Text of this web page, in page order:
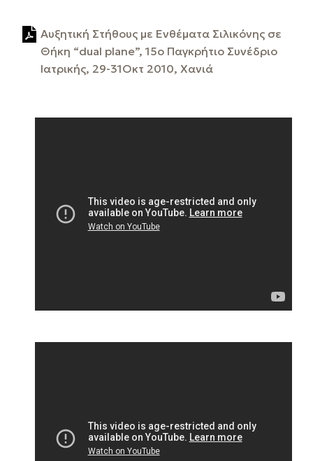
Αυξητική Στήθους με Ενθέματα Σιλικόνης σε
Θήκη “dual plane”, 15ο Παγκρήτιο Συνέδριο
Ιατρικής, 29-31Οκτ 2010, Xανιά